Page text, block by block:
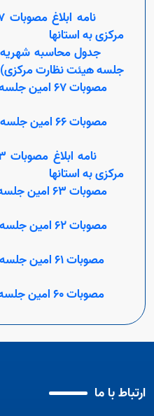
مرکزی به استانها
جلسه هیئت نظارت مرکزی)
مصوبات 67 امین جلسه هیئت نظارت مرکزی
مصوبات 66 امین جلسه هیئت نظارت مرکزی
مرکزی به استانها
مصوبات 63 امین جلسه هیئت نظارت مرکزی
مصوبات 62 امین جلسه هیئت نظارت مرکزی
مصوبات 61 امین جلسه هیئت نظارت مرکزی
مصوبات 60 امین جلسه هیئت نظارت مرکزی
ارتباط با ما